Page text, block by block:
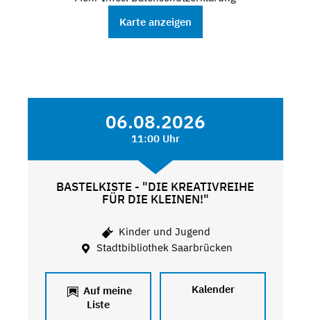
Karte anzeigen
06.08.2026
11:00 Uhr
BASTELKISTE - "DIE KREATIVREIHE
FÜR DIE KLEINEN!"
Kinder und Jugend
Stadtbibliothek Saarbrücken
Auf meine
Liste
Kalender